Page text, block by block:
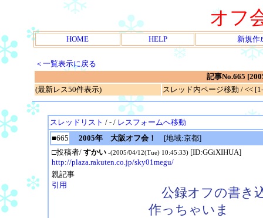
オフ
HOME HELP 新規作
＜一覧表示に戻る
記事No.665
(最新レス50件表示)
スレッド内ページ移動 / <<
スレッドリスト / - / レスフォームへ移動
■665
2005年 大阪オフ会！
[地域:京都]
□投稿者/ すかい -(2005/04/12(Tue) 10:45:33) [ID:GGiXIHUA]
http://plaza.rakuten.co.jp/sky01megu/
親記事
引用
公録オフの書き
作っちゃいま